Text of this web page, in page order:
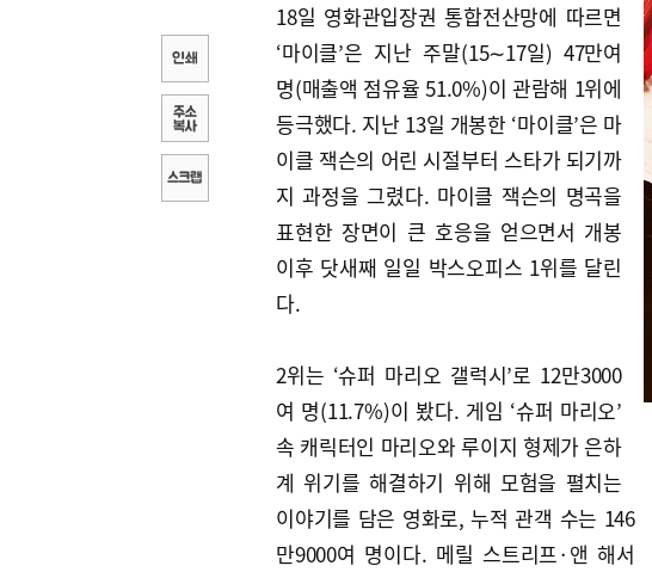
18일 영화관입장권 통합전산망에 따르면
‘마이클’은 지난 주말(15∼17일) 47만여
명(매출액 점유율 51.0%)이 관람해 1위에
등극했다. 지난 13일 개봉한 ‘마이클’은 마
이클 잭슨의 어린 시절부터 스타가 되기까
지 과정을 그렸다. 마이클 잭슨의 명곡을
표현한 장면이 큰 호응을 얻으면서 개봉
이후 닷새째 일일 박스오피스 1위를 달린
다.
2위는 ‘슈퍼 마리오 갤럭시’로 12만3000
여 명(11.7%)이 봤다. 게임 ‘슈퍼 마리오’
속 캐릭터인 마리오와 루이지 형제가 은하
계 위기를 해결하기 위해 모험을 펼치는
이야기를 담은 영화로, 누적 관객 수는 146
만9000여 명이다. 메릴 스트리프·앤 해서